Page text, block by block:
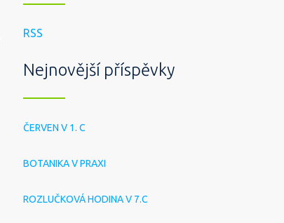
RSS
Nejnovější příspěvky
ČERVEN V 1. C
BOTANIKA V PRAXI
ROZLUČKOVÁ HODINA V 7.C